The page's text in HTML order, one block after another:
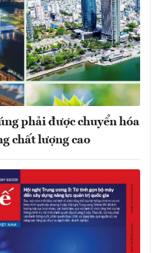
phải được chuyển hóa
chất lượng cao